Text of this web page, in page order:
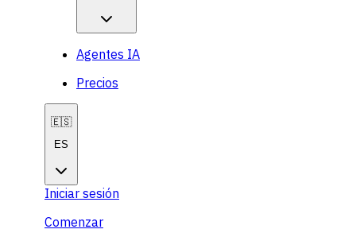
Agentes IA
Precios
🇪🇸
ES
Iniciar sesión
Comenzar